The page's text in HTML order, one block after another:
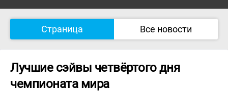
Страница Все новости
Лучшие сэйвы четвёртого дня
чемпионата мира